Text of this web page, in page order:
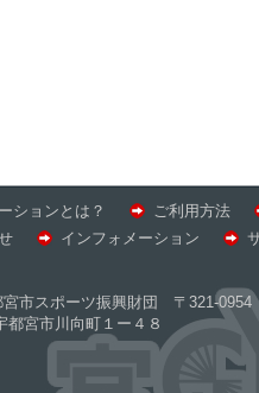
ションとは？
ご利用方法
インフォメーション
宮市スポーツ振興財団 〒321-
宮市川向町１ー４８